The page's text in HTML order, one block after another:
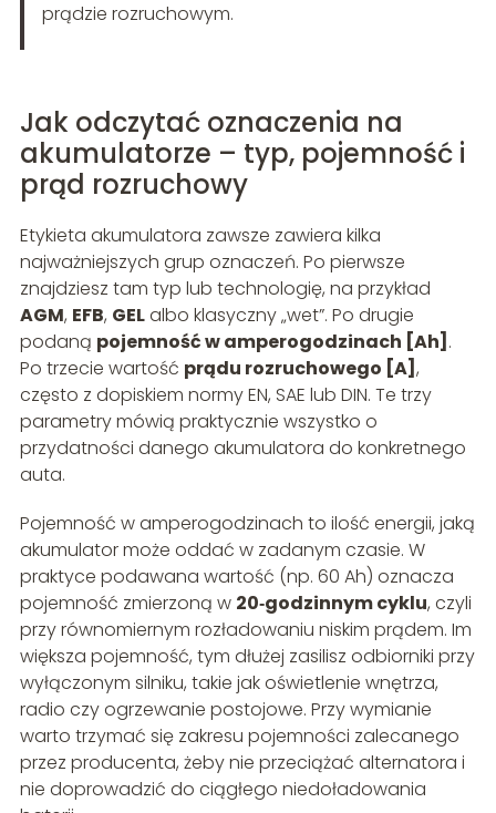
prądzie rozruchowym.
Jak odczytać oznaczenia na
akumulatorze – typ, pojemność i
prąd rozruchowy
Etykieta akumulatora zawsze zawiera kilka
najważniejszych grup oznaczeń. Po pierwsze
znajdziesz tam typ lub technologię, na przykład
AGM, EFB, GELalbo klasyczny „wet”. Po drugie
podaną pojemność w amperogodzinach [Ah] .
Po trzecie wartość prądu rozruchowego [A] ,
często z dopiskiem normy EN, SAE lub DIN. Te trzy
parametry mówią praktycznie wszystko o
przydatności danego akumulatora do konkretnego
auta.
Pojemność w amperogodzinach to ilość energii, jaką
akumulator może oddać w zadanym czasie. W
praktyce podawana wartość (np. 60 Ah) oznacza
pojemność zmierzoną w 20‑godzinnym cyklu, czyli
przy równomiernym rozładowaniu niskim prądem. Im
większa pojemność, tym dłużej zasilisz odbiorniki przy
wyłączonym silniku, takie jak oświetlenie wnętrza,
radio czy ogrzewanie postojowe. Przy wymianie
warto trzymać się zakresu pojemności zalecanego
przez producenta, żeby nie przeciążać alternatora i
nie doprowadzić do ciągłego niedoładowania